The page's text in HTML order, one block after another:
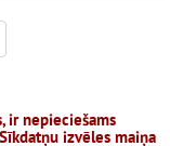
ir nepieciešams
izvēles maiņa